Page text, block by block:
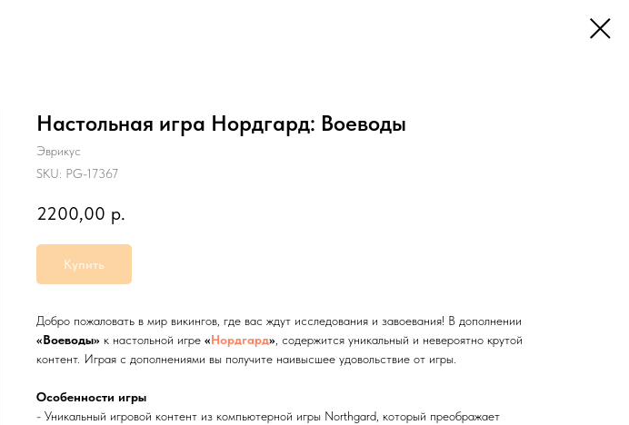
Настольная игра Нордгард: Воеводы
Эврикус
SKU: PG-17367
2200,00 р.
Купить
Добро пожаловать в мир викингов, где вас ждут исследования и завоевания! В дополнении
«Воеводы» к настольной игре «Нордгард», содержится уникальный и невероятно крутой
контент. Играя с дополнениями вы получите наивысшее удовольствие от игры.
Особенности игры
- Уникальный игровой контент из компьютерной игры Northgard, который преображает